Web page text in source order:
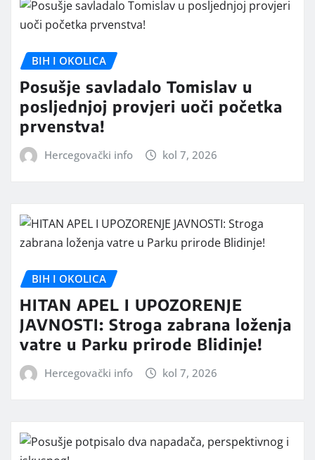
BIH I OKOLICA
Posušje savladalo Tomislav u
posljednjoj provjeri uoči početka
prvenstva!
Hercegovački info kol 7, 2026
BIH I OKOLICA
HITAN APEL I UPOZORENJE
JAVNOSTI: Stroga zabrana loženja
vatre u Parku prirode Blidinje!
Hercegovački info kol 7, 2026